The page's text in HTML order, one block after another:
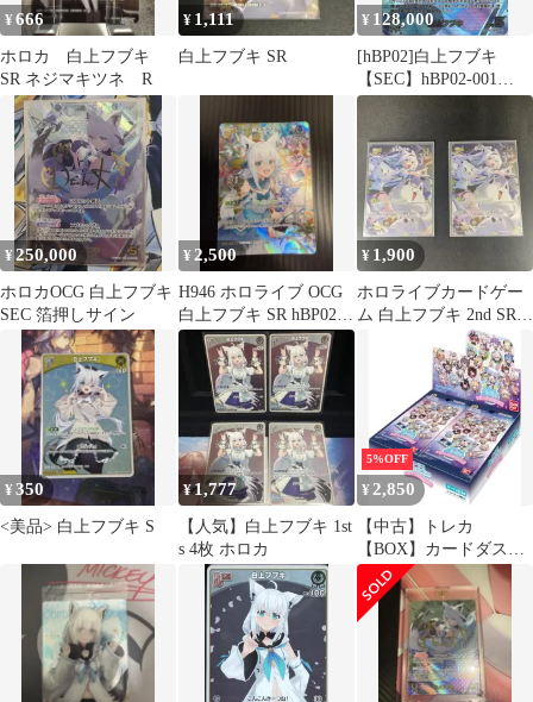
¥666
ホロカ 白上フブキ
SR ネジマキツネ R
¥ 1,111
白上フブキ SR
¥ 128,000
[hBP02]白上フブキ
【SEC】hBP02-001
ITIG7VT4A4S0
¥250,000
ホロカOCG 白上フブキ
SEC 箔押しサイン
¥ 2,500
H946 ホロライブ OCG
白上フブキ SR hBP02-
013
¥ 1,900
ホロライブカードゲー
ム 白上フブキ 2nd SRカ
¥350
<美品> 白上フブキ S
¥1,777
【人気】白上フブキ 1st
s 4枚 ホロカ
5%OFF
¥ 2,850
【中古】トレカ
【BOX】カードダス
hololive Vol.2 ～全人類
兎化計画～